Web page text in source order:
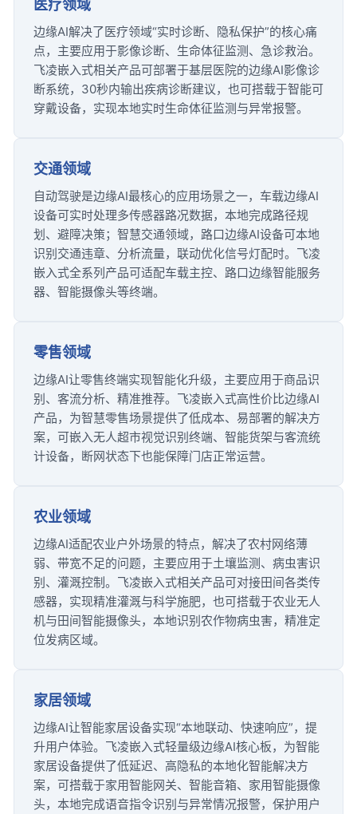
医疗领域
边缘AI解决了医疗领域“实时诊断、隐私保护”的核心痛
点，主要应用于影像诊断、生命体征监测、急诊救治。
飞凌嵌入式相关产品可部署于基层医院的边缘AI影像诊
断系统，30秒内输出疾病诊断建议，也可搭载于智能可
穿戴设备，实现本地实时生命体征监测与异常报警。
交通领域
自动驾驶是边缘AI最核心的应用场景之一，车载边缘AI
设备可实时处理多传感器路况数据，本地完成路径规
划、避障决策； 智慧交通领域，路口边缘AI设备可本地
识别交通违章、分析流量，联动优化信号灯配时。飞凌
嵌入式全系列产品可适配车载主控、路口边缘智能服务
器、智能摄像头等终端。
零售领域
边缘AI让零售终端实现智能化升级，主要应用于商品识
别、客流分析、精准推荐。飞凌嵌入式高性价比边缘AI
产品，为智慧零售场景提供了低成本、易部署的解决方
案，可嵌入无人超市视觉识别终端、智能货架与客流统
计设备，断网状态下也能保障门店正常运营。
农业领域
边缘AI适配农业户外场景的特点，解决了农村网络薄
弱、带宽不足的问题，主要应用于土壤监测、病虫害识
别、灌溉控制。飞凌嵌入式相关产品可对接田间各类传
感器，实现精准灌溉与科学施肥，也可搭载于农业无人
机与田间智能摄像头，本地识别农作物病虫害，精准定
位发病区域。
家居领域
边缘AI让智能家居设备实现“本地联动、快速响应”，提
升用户体验。飞凌嵌入式轻量级边缘AI核心板，为智能
家居设备提供了低延迟、高隐私的本地化智能解决方
案，可搭载于家用智能网关、智能音箱、家用智能摄像
头，本地完成语音指令识别与异常情况报警，保护用户